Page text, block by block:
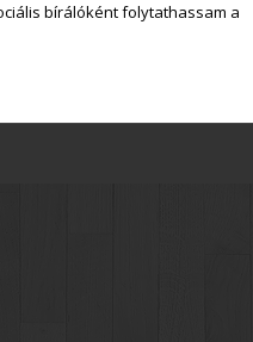
bírálóként folytathassam a